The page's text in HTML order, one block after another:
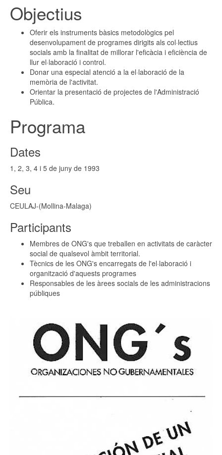
Objectius
Oferir els instruments bàsics metodològics pel
desenvolupament de programes dirigits als col·lectius
socials amb la finalitat de millorar l'eficàcia i eficiència de
llur el·laboració i control.
Donar una especial atenció a la el·laboració de la
memòria de l'activitat.
Orientar la presentació de projectes de l'Administració
Pública.
Programa
Dates
1, 2, 3, 4 i 5 de juny de 1993
Seu
CEULAJ-(Mollina-Malaga)
Participants
Membres de ONG's que treballen en activitats de caràcter
social de qualsevol àmbit territorial.
Tècnics de les ONG's encarregats de l'el·laboració i
organització d'aquests programes
Responsables de les àrees socials de les administracions
públiques